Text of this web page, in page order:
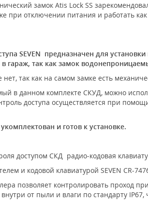
замок Atis Lock SS
при отключении питания и работать
SEVEN предназначен для
в гараж, так как замок
так как на самом замке есть
в данном комплекте СКУД, можно
доступа осуществляется при
и готов к установке.
доступом СКД радио-кодовая
и кодовой клавиатурой SEVEN CR-
позволяет контролировать проход
от пыли и влаги по стандарту